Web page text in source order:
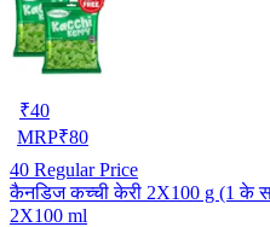
₹40
MRP₹80
40 Regular Price
कैनडिज कच्ची
2X100 ml